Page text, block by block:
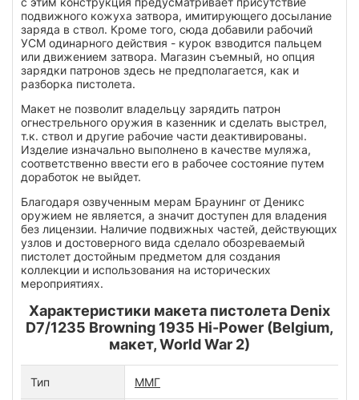
подвижного кожуха затвора, имитирующего досылание
заряда в ствол. Кроме того, сюда добавили рабочий
УСМ одинарного действия - курок взводится пальцем
или движением затвора. Магазин съемный, но опция
зарядки патронов здесь не предполагается, как и
разборка пистолета.
Макет не позволит владельцу зарядить патрон
огнестрельного оружия в казенник и сделать выстрел,
т.к. ствол и другие рабочие части деактивированы.
Изделие изначально выполнено в качестве муляжа,
соответственно ввести его в рабочее состояние путем
доработок не выйдет.
Благодаря озвученным мерам Браунинг от Деникс
оружием не является, а значит доступен для владения
без лицензии. Наличие подвижных частей, действующих
узлов и достоверного вида сделало обозреваемый
пистолет достойным предметом для создания
коллекции и использования на исторических
мероприятиях.
Характеристики макета пистолета Denix
D7/1235 Browning 1935 Hi-Power (Belgium,
макет, World War 2)
Тип ММГ